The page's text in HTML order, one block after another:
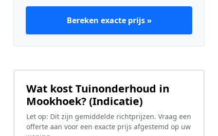
Bereken exacte prijs »
Wat kost Tuinonderhoud in
Mookhoek? (Indicatie)
Let op: Dit zijn gemiddelde richtprijzen. Vraag een
offerte aan voor een exacte prijs afgestemd op uw